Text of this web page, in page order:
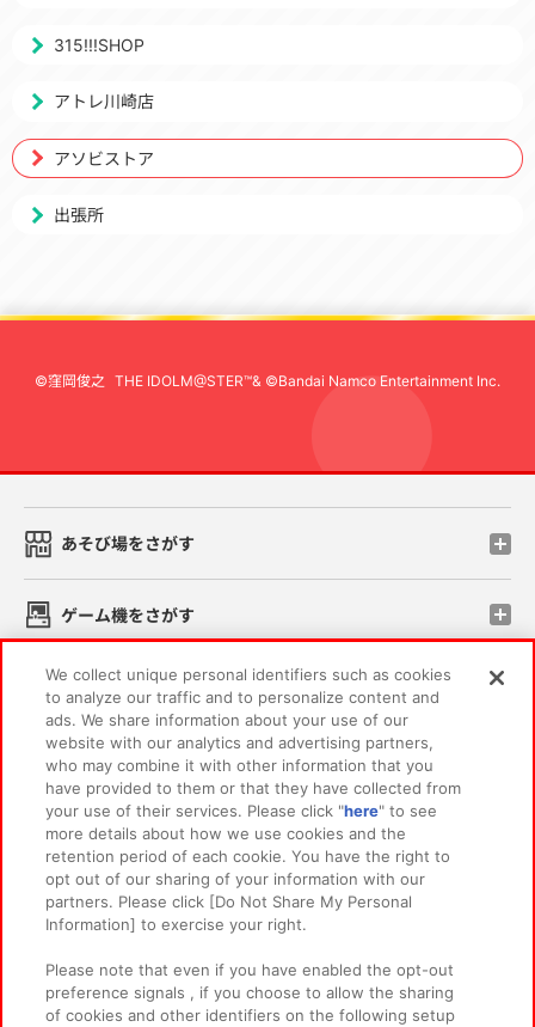
315!!!SHOP
アトレ川崎店
アソビストア
出張所
©窪岡俊之 THE IDOLM@STER™& ©Bandai Namco Entertainment Inc.
あそび場をさがす
ゲーム機をさがす
スマホ・PCであそぶ
イベント・キャンペーン
関連会社 サステナビリティ サイトポリシー
プライバシーポリシー ウェブアクセシビリティ方針と検証結果
カスタマーハラスメント対応方針 よくあるご質問・お問い合わせ
We collect unique personal identifiers such as cookies
to analyze our traffic and to personalize content and
ads. We share information about your use of our
website with our analytics and advertising partners,
who may combine it with other information that you
have provided to them or that they have collected from
your use of their services. Please click "here" to see
more details about how we use cookies and the
retention period of each cookie. You have the right to
opt out of our sharing of your information with our
partners. Please click [Do Not Share My Personal
Information] to exercise your right.
Please note that even if you have enabled the opt-out
preference signals , if you choose to allow the sharing
of cookies and other identifiers on the following setup